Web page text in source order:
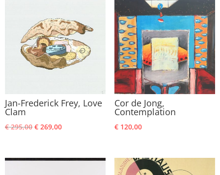
Jan-Frederick Frey, Love
Clam
€295,00 Oorspronkelijke
€ 269,00Huidige
Cor de Jong,
Contemplation
€120,00